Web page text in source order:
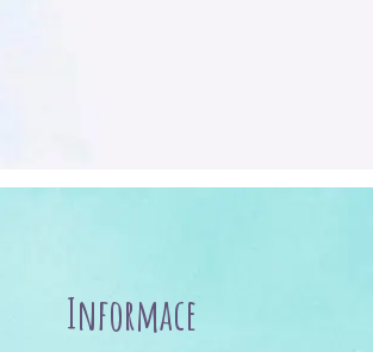
Informace